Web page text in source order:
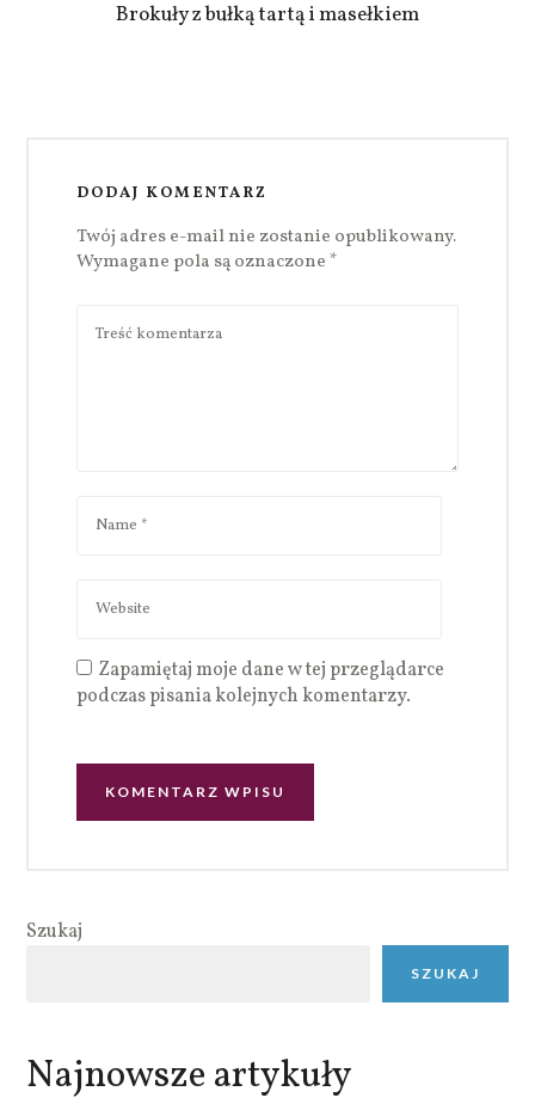
Brokuły z bułką tartą i masełkiem
DODAJ KOMENTARZ
Twój adres e-mail nie zostanie opublikowany.
Wymagane pola są oznaczone *
Zapamiętaj moje dane w tej przeglądarce
podczas pisania kolejnych komentarzy.
Szukaj
SZUKAJ
Najnowsze artykuły